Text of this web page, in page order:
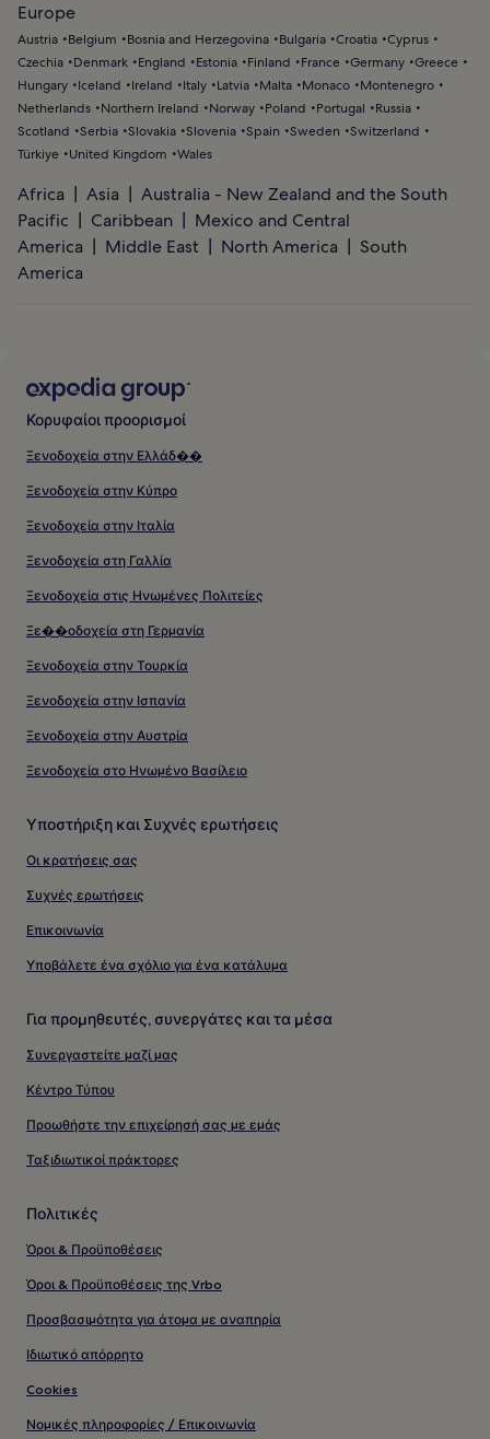
Europe
Austria Belgium Bosnia and Herzegovina Bulgaria Croatia Cyprus
Czechia
Denmark England Estonia Finland France Germany Greece
Hungary
Iceland Ireland Italy Latvia Malta Monaco
Montenegro
Netherlands
Northern Ireland Norway Poland Portugal
Russia
Scotland
Serbia Slovakia Slovenia Spain Sweden
Switzerland
Türkiye
United Kingdom Wales
Africa Asia
Australia - New Zealand and the South
Pacific
Caribbean
Mexico and Central
America
Middle East North America
South
America
Κορυφαίοι προορισμοί
Ξενοδοχεία στην Ελλάδ��
Ξενοδοχεία στην Κύπρο
Ξενοδοχεία στην Ιταλία
Ξενοδοχεία στη Γαλλία
Ξενοδοχεία στις Ηνωμένες Πολιτείες
Ξε��οδοχεία στη Γερμανία
Ξενοδοχεία στην Τουρκία
Ξενοδοχεία στην Ισπανία
Ξενοδοχεία στην Αυστρία
Ξενοδοχεία στο Ηνωμένο Βασίλειο
Υποστήριξη και Συχνές ερωτήσεις
Οι κρατήσεις σας
Συχνές ερωτήσεις
Επικοινωνία
Υποβάλετε ένα σχόλιο για ένα κατάλυμα
Για προμηθευτές, συνεργάτες και τα μέσα
Συνεργαστείτε μαζί μας
Κέντρο Τύπου
Προωθήστε την επιχείρησή σας με εμάς
Ταξιδιωτικοί πράκτορες
Πολιτικές
Όροι & Προϋποθέσεις
Όροι & Προϋποθέσεις της Vrbo
Προσβασιμότητα για άτομα με αναπηρία
Ιδιωτικό απόρρητο
Cookies
Νομικές πληροφορίες / Επικοινωνία